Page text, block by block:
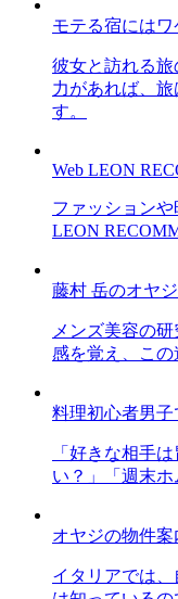
モテる宿にはワ
彼女と訪れる
力があれば、
す。
Web LEON
ファッション
LEON
藤村 岳のオヤ
メンズ美容の
感を覚え、この
料理初心者男
「好きな相手
い？」「週末
オヤジの物件案
イタリアでは